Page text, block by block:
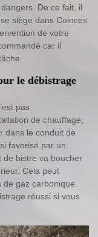
De ce fait, il
siège dans Coinces
de votre
car il
le débistrage
pas
de chauffage,
dans le conduit de
favorisé par un
de bistre va boucher
Cela peut
gaz carbonique.
réussi si vous